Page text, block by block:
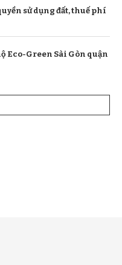
sử dụng đất, thuế phí
Eco-Green Sài Gòn quận